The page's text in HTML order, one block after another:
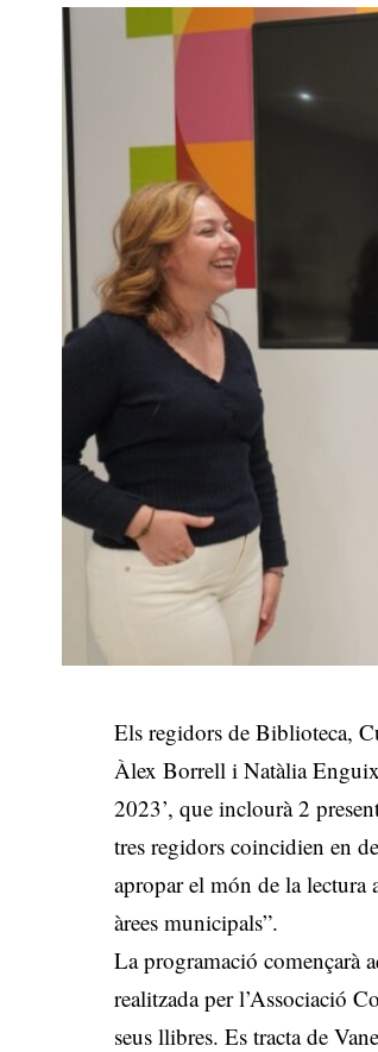
Els regidors de Biblioteca,
Àlex Borrell i Natàlia
2023’, que inclourà 2
tres regidors coincidien en
apropar el món de la lectura
àrees municipals”.
La programació començarà
realitzada per l’Associació
seus llibres. Es tracta de